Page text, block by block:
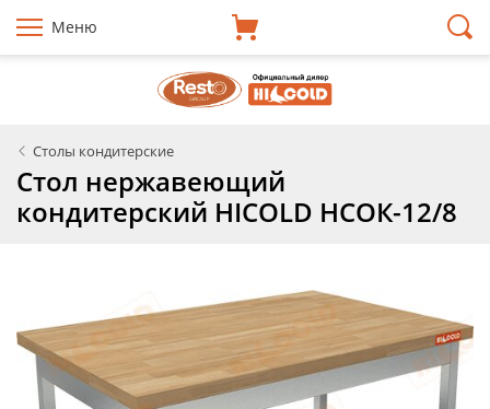
Меню
Столы кондитерские
Стол нержавеющий
кондитерский HICOLD НСОК-12/8